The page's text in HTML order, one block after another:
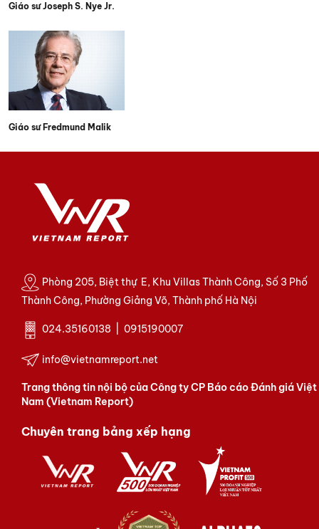
Giáo sư Joseph S. Nye Jr.
Giáo sư Fredmund Malik
Phòng 205, Biệt thự E, Khu Villas Thành Công, Số 3 Phố
Thành Công, Phường Giảng Võ, Thành phố Hà Nội
024.35160138 | 0915190007
info@vietnamreport.net
Trang thông tin nội bộ của Công ty CP Báo cáo Đánh giá Việt
Nam (Vietnam Report)
Chuyên trang bảng xếp hạng